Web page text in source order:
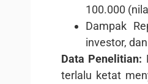
100.000
Dampak
investor,
Data Penelitian:
terlalu ketat